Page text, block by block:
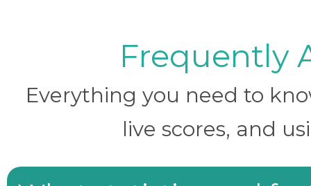
Frequently
Everything you need to
live scores, and